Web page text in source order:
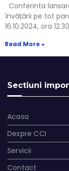
Conferinta
învățării pe tot
16.10.2024, ora
Read More »
Sectiuni
Acasa
Despre CCI
Servicii
Contact